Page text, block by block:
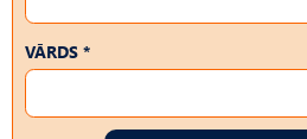
VĀRDS *